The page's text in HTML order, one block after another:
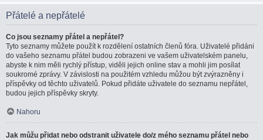
Přátelé a nepřátelé
Co jsou seznamy přátel a nepřátel?
Tyto seznamy můžete použít k rozdělení ostatních členů fóra. Uživatelé přidáni
do vašeho seznamu přátel budou zobrazeni ve vašem uživatelském panelu,
abyste k nim měli rychlý přístup, viděli jejich online stav a mohli jim posílat
soukromé zprávy. V závislosti na použitém vzhledu můžou být zvýrazněny i
příspěvky od těchto uživatelů. Pokud přidáte uživatele do seznamu nepřátel,
budou jejich příspěvky skryty.
Nahoru
Jak můžu přidat nebo odstranit uživatele do/z mého seznamu přátel nebo